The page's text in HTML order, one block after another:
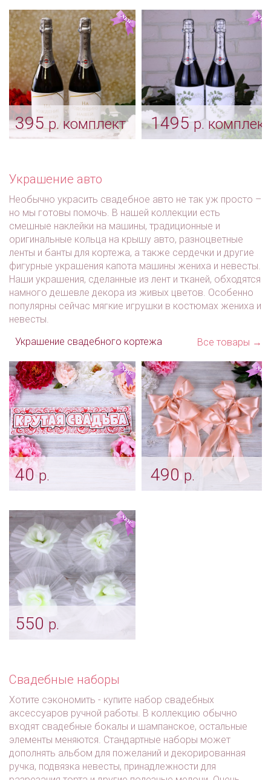
бутылки шампанского
«Эсперанса»
Арт: sham_0205
свадебное
шампанское
Арт: sham_0202
395р. комплект
Арт: sham_0189
1495р. комплект
Украшение авто
Необычно украсить свадебное авто не так уж просто –
но мы готовы помочь. В нашей коллекции есть
смешные наклейки на машины, традиционные и
оригинальные кольца на крышу авто, разноцветные
ленты и банты для кортежа, а также сердечки и другие
фигурные украшения капота машины жениха и невесты.
Наши украшения, сделанные из лент и тканей, обходятся
намного дешевле декора из живых цветов. Особенно
популярны сейчас мягкие игрушки в костюмах жениха и
невесты.
Все товары →
Украшение свадебного кортежа
40р.
"Крутая свадьба"
Арт: avt_0143
490р.
550 р.
Свадебные наборы
Хотите сэкономить - купите набор свадебных
аксессуаров ручной работы. В коллекцию обычно
входят свадебные бокалы и шампанское, остальные
элементы меняются. Стандартные наборы может
дополнять альбом для пожеланий и декорированная
ручка, подвязка невесты, принадлежности для